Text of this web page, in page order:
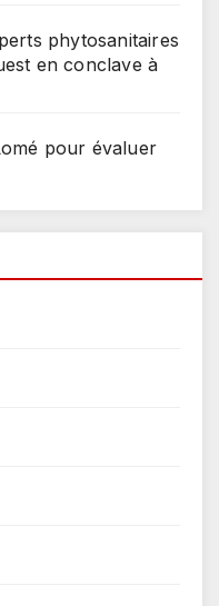
phytosanitaires
en conclave à
pour évaluer